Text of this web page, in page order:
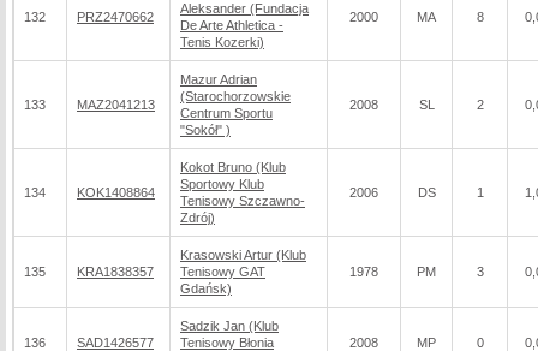
132 PRZ2470662
Aleksander (Fundacja
De Arte Athletica -
Tenis Kozerki)
2000 MA 8
133 MAZ2041213
Mazur Adrian
(Starochorzowskie
Centrum Sportu
"Sokół" )
2008 SL 2
134 KOK1408864
Kokot Bruno (Klub
Sportowy Klub
Tenisowy Szczawno-
Zdrój)
2006 DS 1
135 KRA1838357
Krasowski Artur (Klub
Tenisowy GAT
Gdańsk)
1978 PM 3
136 SAD1426577
Sadzik Jan (Klub
Tenisowy Błonia
2008 MP 0